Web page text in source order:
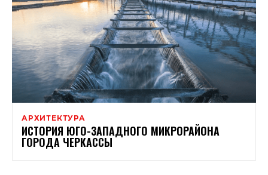
АРХИТЕКТУРА
ИСТОРИЯ ЮГО-ЗАПАДНОГО МИКРОРАЙОНА
ГОРОДА ЧЕРКАССЫ